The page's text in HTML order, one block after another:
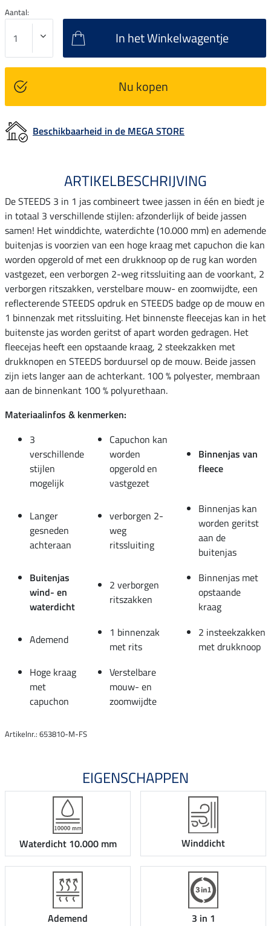
Aantal:
In het Winkelwagentje
Nu kopen
Beschikbaarheid in de MEGA STORE
ARTIKELBESCHRIJVING
De STEEDS 3 in 1 jas combineert twee jassen in één en biedt je
in totaal 3 verschillende stijlen: afzonderlijk of beide jassen
samen! Het winddichte, waterdichte (10.000 mm) en ademende
buitenjas is voorzien van een hoge kraag met capuchon die kan
worden opgerold of met een drukknoop op de rug kan worden
vastgezet, een verborgen 2-weg ritssluiting aan de voorkant, 2
verborgen ritszakken, verstelbare mouw- en zoomwijdte, een
reflecterende STEEDS opdruk en STEEDS badge op de mouw en
1 binnenzak met ritssluiting. Het binnenste fleecejas kan in het
buitenste jas worden geritst of apart worden gedragen. Het
fleecejas heeft een opstaande kraag, 2 steekzakken met
drukknopen en STEEDS borduursel op de mouw. Beide jassen
zijn iets langer aan de achterkant. 100 % polyester, membraan
aan de binnenkant 100 % polyurethaan.
Materiaalinfos & kenmerken:
3
verschillende
stijlen
mogelijk
Capuchon kan
worden
opgerold en
vastgezet
Binnenjas van
fleece
Langer
gesneden
achteraan
verborgen 2-
weg
ritssluiting
Binnenjas kan
worden geritst
aan de
buitenjas
Buitenjas
wind- en
waterdicht
2 verborgen
ritszakken
Binnenjas met
opstaande
kraag
Ademend
1 binnenzak
met rits
2 insteekzakken
met drukknoop
Hoge kraag
met
capuchon
Verstelbare
mouw- en
zoomwijdte
Artikelnr.: 653810-M-FS
EIGENSCHAPPEN
Waterdicht 10.000 mm Winddicht
Ademend 3 in 1